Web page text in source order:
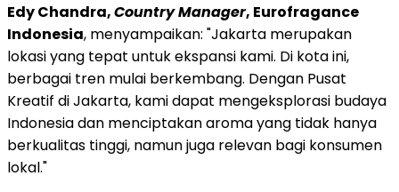
Edy Chandra,Country Manager, Eurofragance
Indonesia, menyampaikan: "Jakarta merupakan
lokasi yang tepat untuk ekspansi kami. Di kota ini,
berbagai tren mulai berkembang. Dengan Pusat
Kreatif diJakarta, kami dapat mengeksplorasi budaya
Indonesiadan menciptakan aroma yang tidak hanya
berkualitas tinggi, namun juga relevan bagi konsumen
lokal."